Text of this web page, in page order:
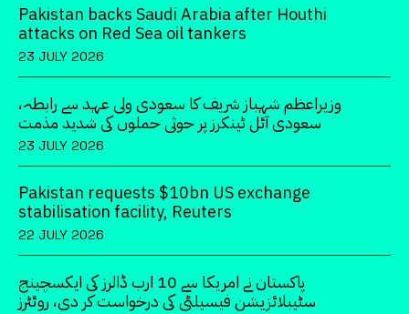
Pakistan backs Saudi Arabia after Houthi
attacks on Red Sea oil tankers
23 JULY 2026
وزیراعظم شہباز شریف کا سعودی ولی عہد سے رابطہ،
سعودی آئل ٹینکرز پر حوثی حملوں کی شدید مذمت
23 JULY 2026
Pakistan requests $10bn US exchange
stabilisation facility, Reuters
22 JULY 2026
پاکستان نے امریکا سے 10 ارب ڈالرز کی ایکسچینج
سٹیبلائزیشن فیسیلٹی کی درخواست کر دی، روئٹرز